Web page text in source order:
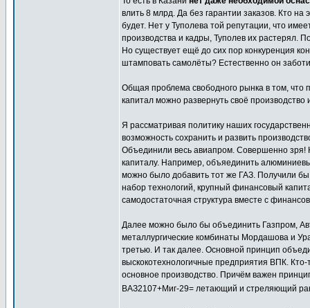
влить 8 млрд. Да без гарантии заказов. Кто
будет. Нет у Туполева той репутации, что
производства и кадры, Туполев их растерял.
Но существует ещё до сих пор конкуренция
штамповать самолёты? Естественно он
Общая проблема свободного рынка в том, что
капитал можно развернуть своё производство
Я рассматривая политику наших
возможность сохранить и развить
Объединили весь авиапром. Совершенно
капиталу. Например, объяединить
можно было добавить тот же ГАЗ. Получили
набор технологий, крупный финансовый
самодостаточная структура вместе с
Далее можно было бы объединить Газпром,
металлургические комбинаты Мордашова и
третью. И так далее. Основной принцип
выскокотехнологичные предприятия ВПК. Кто-
основное производство. Причём важен
ВАЗ2107+Миг-29= летающий и стреляющий